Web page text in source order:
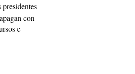
con
e